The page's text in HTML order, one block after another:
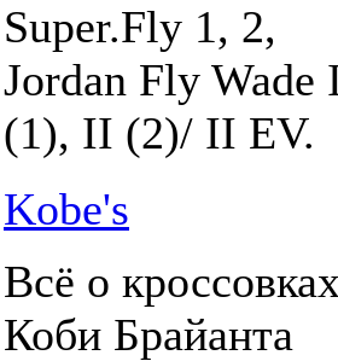
Super.Fly 1, 2,
Jordan Fly Wade
(1), II (2)/ II EV.
Kobe's
Всё о
Коби Брайанта